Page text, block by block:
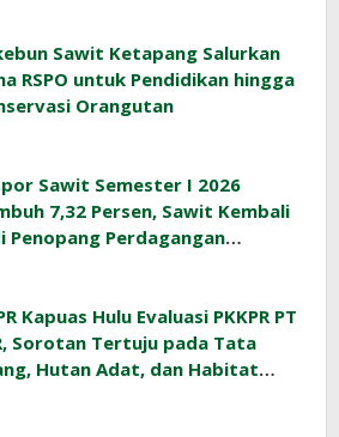
Sawit Ketapang Salurkan
RSPO untuk Pendidikan hingga
Orangutan
Sawit Semester I 2026
7,32 Persen, Sawit Kembali
Penopang Perdagangan
Kapuas Hulu Evaluasi PKKPR PT
Sorotan Tertuju pada Tata
Hutan Adat, dan Habitat